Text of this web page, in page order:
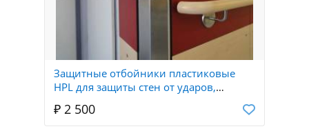
Защитные отбойники пластиковые
HPL для защиты стен от ударов,
₽ 2 500